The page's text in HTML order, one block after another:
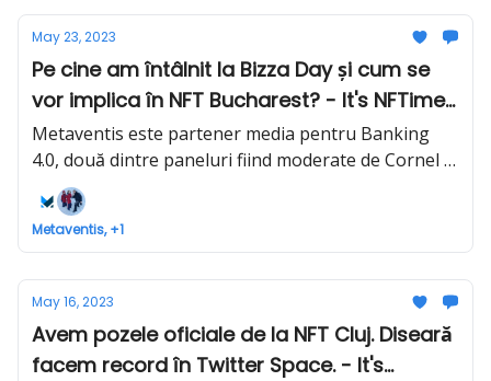
May 23, 2023
Pe cine am întâlnit la Bizza Day și cum se
vor implica în NFT Bucharest? - It's NFTime
#32
Metaventis este partener media pentru Banking
4.0, două dintre paneluri fiind moderate de Cornel și
Endi.
Metaventis, +1
May 16, 2023
Avem pozele oficiale de la NFT Cluj. Diseară
facem record în Twitter Space. - It's